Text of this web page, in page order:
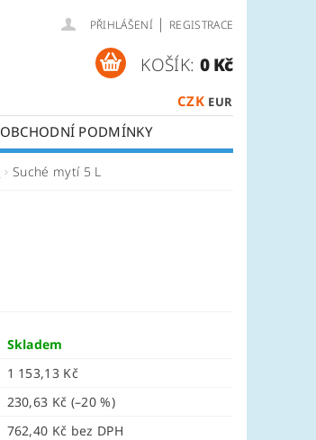
PŘIHLÁŠENÍ | REGISTRACE
CZK EUR
KOŠÍK: 0 Kč
OBCHODNÍ PODMÍNKY
Suché mytí 5 L
Skladem
1 153,13 Kč
230,63 Kč (–20 %)
762,40 Kč bez DPH